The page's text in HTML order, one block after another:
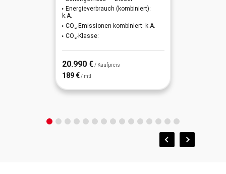
Energieverbrauch (kombiniert):
k.A.
CO₂-Emissionen kombiniert: k.A.
CO₂-Klasse:
20.990 € / Kaufpreis
189 € / mtl